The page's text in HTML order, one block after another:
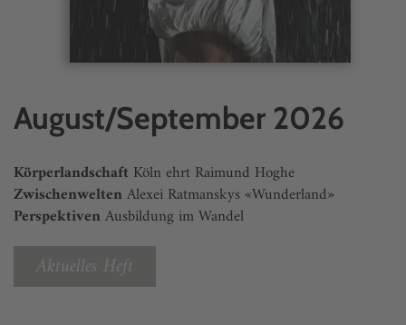
August/September 2026
Körperlandschaft Köln ehrt Raimund Hoghe
ZwischenweltenAlexei Ratmanskys «Wunderland»
PerspektivenAusbildung im Wandel
Aktuelles Heft